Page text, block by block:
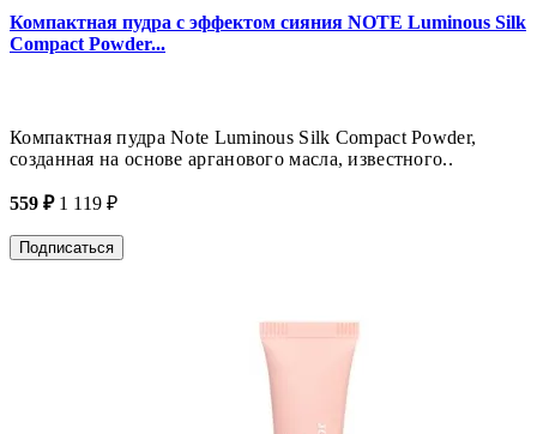
Компактная пудра с эффектом сияния NOTE Luminous Silk
Compact Powder...
Компактная пудра Note Luminous Silk Compact Powder,
созданная на основе арганового масла, известного..
559 ₽ 1 119 ₽
Подписаться